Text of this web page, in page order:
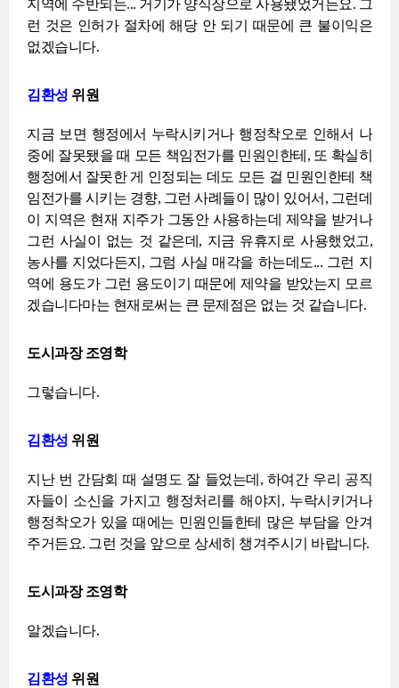
지역에 수반되는... 거기가 양식장으로 사용됐었거든요. 그
런 것은 인허가 절차에 해당 안 되기 때문에 큰 불이익은
없겠습니다.
김환성 위원
지금 보면 행정에서 누락시키거나 행정착오로 인해서 나
중에 잘못됐을 때 모든 책임전가를 민원인한테, 또 확실히
행정에서 잘못한 게 인정되는 데도 모든 걸 민원인한테 책
임전가를 시키는 경향, 그런 사례들이 많이 있어서, 그런데
이 지역은 현재 지주가 그동안 사용하는데 제약을 받거나
그런 사실이 없는 것 같은데, 지금 유휴지로 사용했었고,
농사를 지었다든지, 그럼 사실 매각을 하는데도... 그런 지
역에 용도가 그런 용도이기 때문에 제약을 받았는지 모르
겠습니다마는 현재로써는 큰 문제점은 없는 것 같습니다.
도시과장 조영학
그렇습니다.
김환성 위원
지난 번 간담회 때 설명도 잘 들었는데, 하여간 우리 공직
자들이 소신을 가지고 행정처리를 해야지, 누락시키거나
행정착오가 있을 때에는 민원인들한테 많은 부담을 안겨
주거든요. 그런 것을 앞으로 상세히 챙겨주시기 바랍니다.
도시과장 조영학
알겠습니다.
김환성 위원